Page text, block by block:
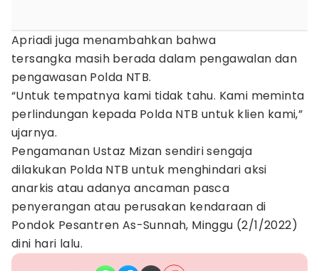
Apriadi juga menambahkan bahwa
tersangka masih berada dalam pengawalan dan
pengawasan Polda NTB.
“Untuk tempatnya kami tidak tahu. Kami meminta
perlindungan kepada Polda NTB untuk klien kami,”
ujarnya.
Pengamanan Ustaz Mizan sendiri sengaja
dilakukan Polda NTB untuk menghindari aksi
anarkis atau adanya ancaman pasca
penyerangan atau perusakan kendaraan di
Pondok Pesantren As-Sunnah, Minggu (2/1/2022)
dini hari lalu.